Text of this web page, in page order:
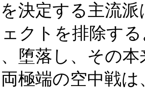
決定する主流
クトを排除す
堕落し、その
極端の空中戦